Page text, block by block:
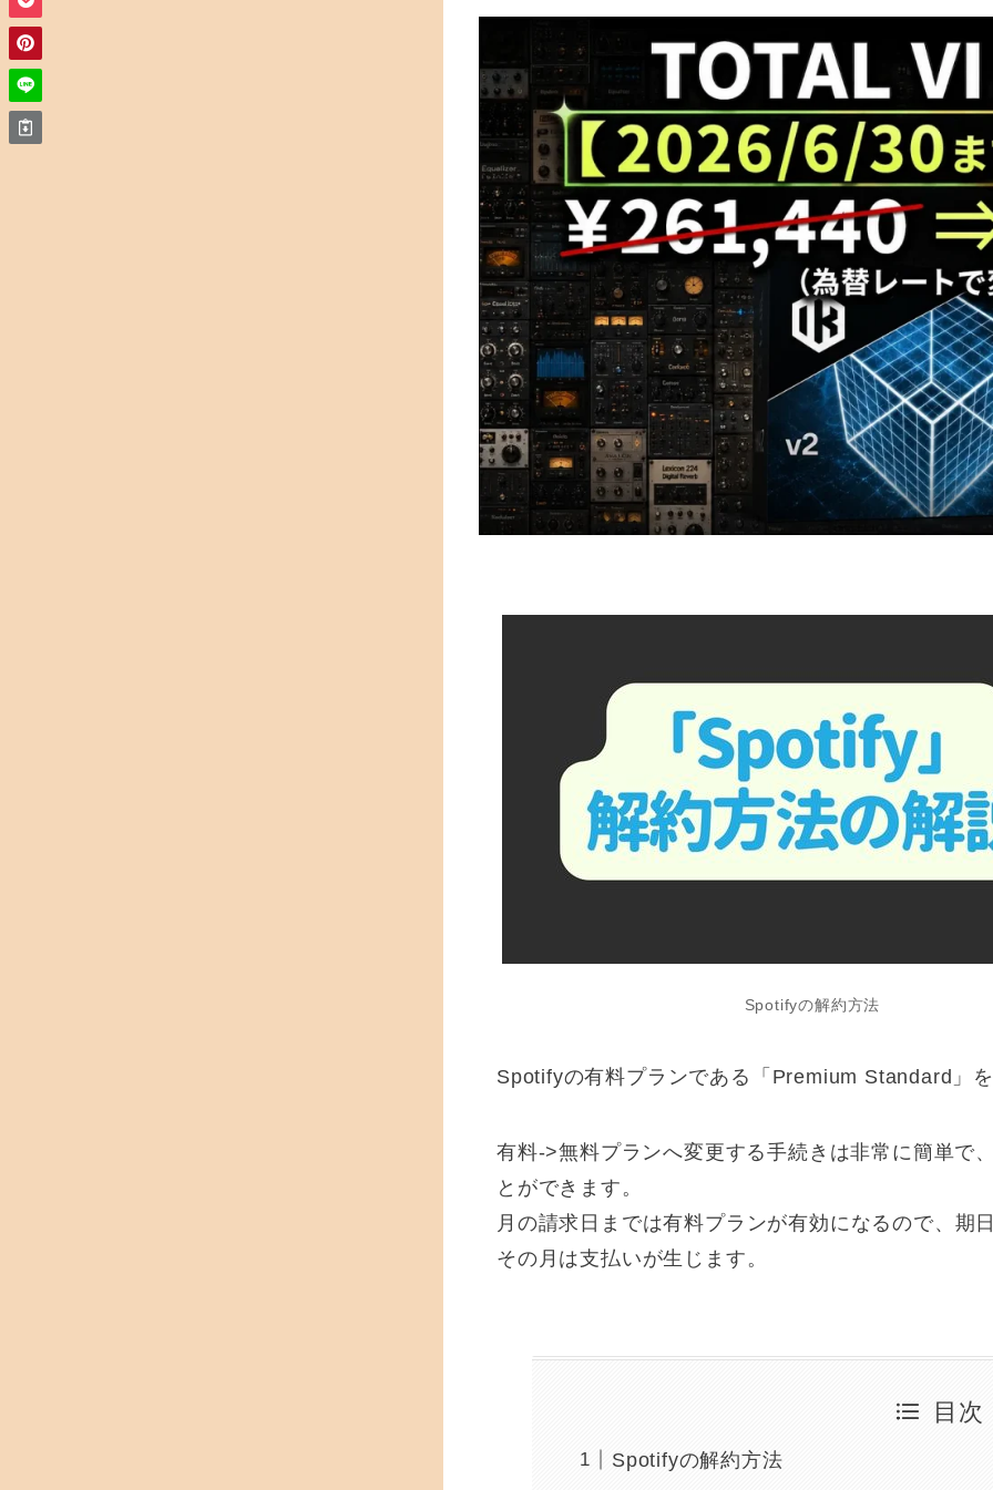
Spotifyの解約方法
Spotifyの有料プランである「Premium Standard」
有料->無料プランへ変更する手続きは非常に簡単で
とができます。
月の請求日までは有料プランが有効になるので、期
その月は支払いが生じます。
目次
Spotifyの解約方法